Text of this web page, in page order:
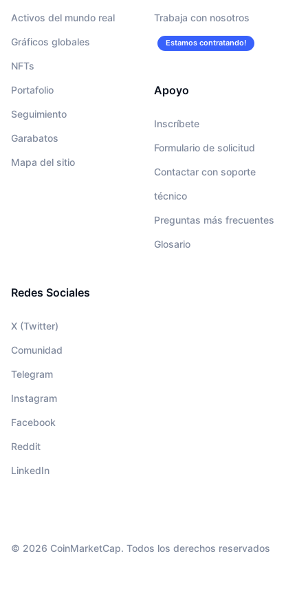
Activos del mundo real
Gráficos globales
NFTs
Portafolio
Seguimiento
Garabatos
Mapa del sitio
Trabaja con nosotros
Estamos contratando!
Apoyo
Inscríbete
Formulario de solicitud
Contactar con soporte
técnico
Preguntas más frecuentes
Glosario
Redes Sociales
X (Twitter)
Comunidad
Telegram
Instagram
Facebook
Reddit
LinkedIn
© 2026 CoinMarketCap. Todos los derechos reservados